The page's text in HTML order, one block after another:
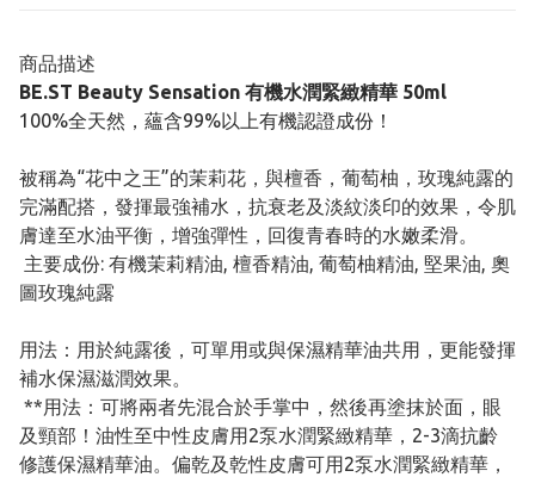
商品描述
BE.ST Beauty Sensation 有機水潤緊緻精華 50ml
100%全天然，蘊含99%以上有機認證成份！
被稱為“花中之王”的茉莉花，與檀香，葡萄柚，玫瑰純露的
完滿配搭，發揮最強補水，抗衰老及淡紋淡印的效果，令肌
膚達至水油平衡，增強彈性，回復青春時的水嫩柔滑。
主要成份: 有機茉莉精油, 檀香精油, 葡萄柚精油, 堅果油, 奧
圖玫瑰純露
用法：用於純露後，可單用或與保濕精華油共用，更能發揮
補水保濕滋潤效果。
**用法：可將兩者先混合於手掌中，然後再塗抹於面，眼
及頸部！油性至中性皮膚用2泵水潤緊緻精華，2-3滴抗齡
修護保濕精華油。偏乾及乾性皮膚可用2泵水潤緊緻精華，